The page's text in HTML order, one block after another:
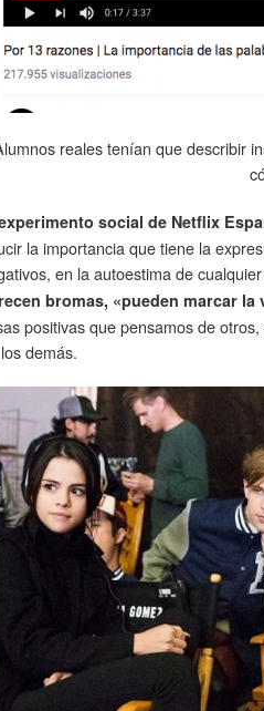
reales tenían que describir
social de Netflix
la importancia que tiene la
en la autoestima de
bromas, «pueden marcar la
positivas que pensamos de
demás.